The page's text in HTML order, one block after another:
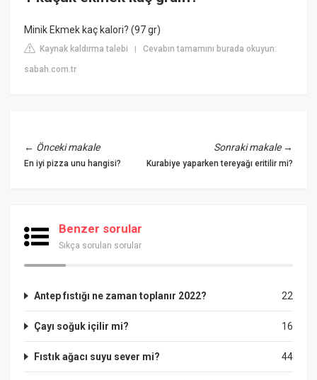
Minik Ekmek kaç kalori? (97 gr)
Kaynak kaldırma talebi |Cevabın tamamını burada okuyun:
sabah.com.tr
← Önceki makale
En iyi pizza unu hangisi?
Sonraki makale→
Kurabiye yaparken tereyağı eritilir mi?
Benzer sorular
Sıkça sorulan sorular
22
Antep fıstığı ne zaman toplanır 2022?
16
Çayı soğuk içilir mi?
44
Fıstık ağacı suyu sever mi?